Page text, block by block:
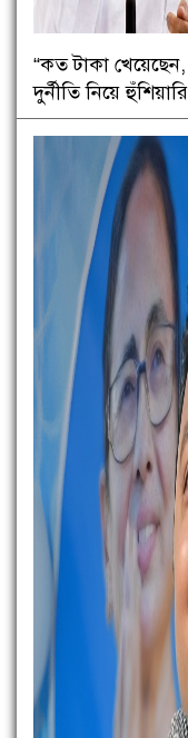
“কত টাকা
দুর্নীতি নিয়ে